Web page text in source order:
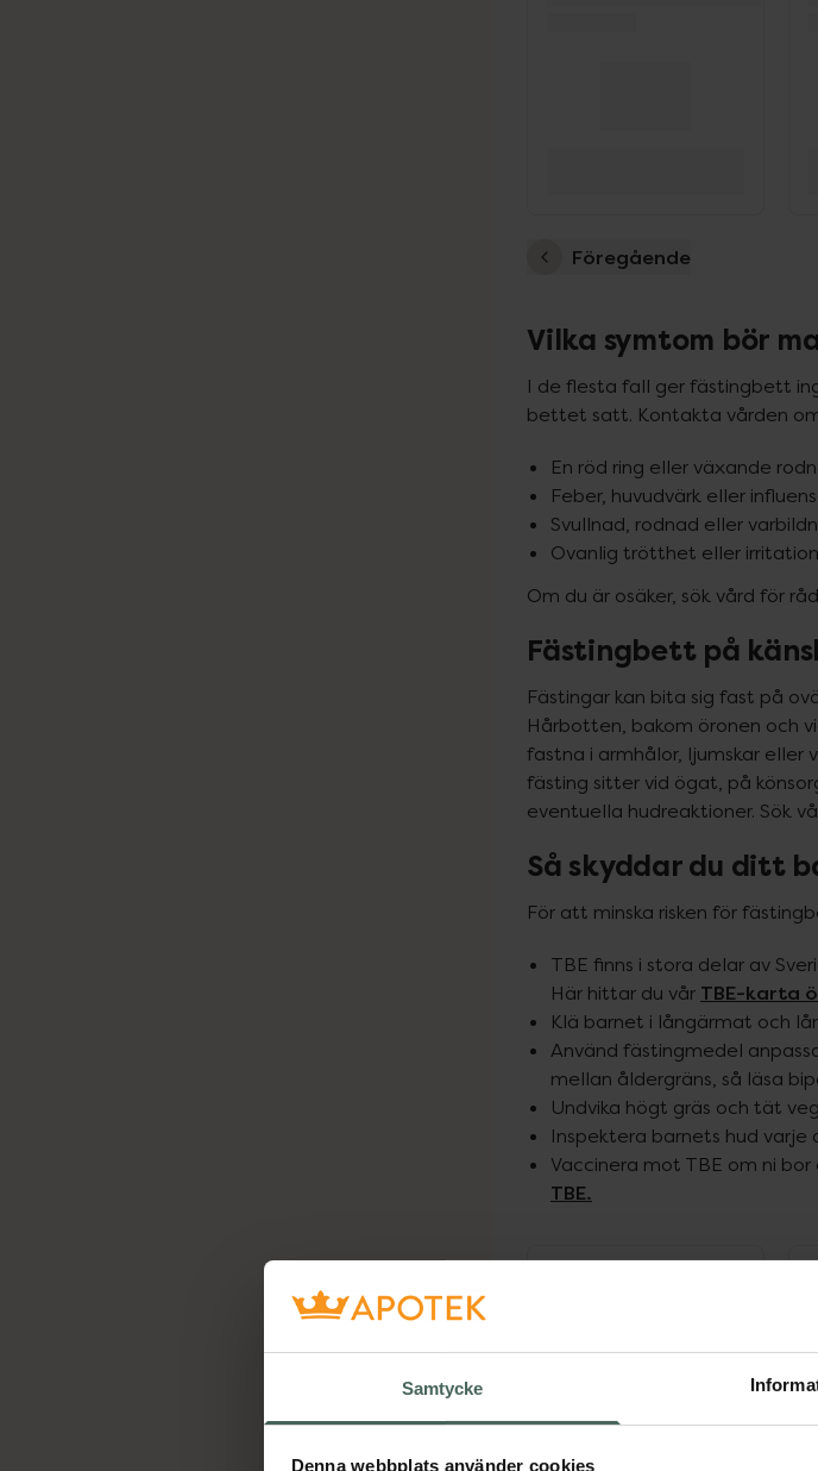
Samtycke
Denna webbplats använder cookies
Föregående
Vilka symtom bör
I de flesta fall ger fästingbett
bettet satt. Kontakta vården
En röd ring eller växande
Feber, huvudvärk eller
Svullnad, rodnad eller
Ovanlig trötthet eller
Om du är osäker, sök vård för
Fästingbett på
Fästingar kan bita sig fast på
Hårbotten, bakom öronen och
fastna i armhålor, ljumskar eller
fästing sitter vid ögat, på
eventuella hudreaktioner. Sök
Så skyddar du ditt
För att minska risken för
TBE finns i stora delar av
Här hittar du vår TBE-karta
Klä barnet i långärmat och
Använd fästingmedel
mellan åldergräns, så läsa
Undvika högt gräs och tät
Inspektera barnets hud varje
Vaccinera mot TBE om ni bor
TBE.
Hoppa över Lista